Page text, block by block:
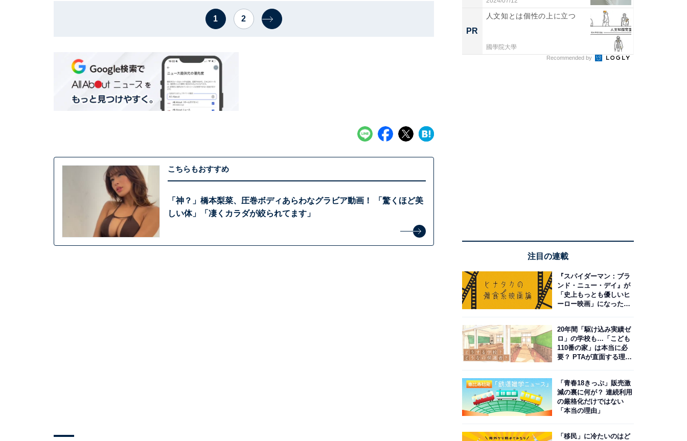
1 2
こちらもおすすめ
「神？」橋本梨菜、圧巻ボディあらわなグラビア動画！ 「驚くほど美
しい体」「凄くカラダが絞られてます」
PR
人文知とは個性の上に立つ
國學院大學
Recommended by
注目の連載
『スパイダーマン：ブラ
ンド・ニュー・デイ』が
「史上もっとも優しいヒ
ーロー映画」になった理
20年間「駆け込み実績ゼ
ロ」の学校も…「こども
110番の家」は本当に必
要？ PTAが直面する理想
「青春18きっぷ」販売激
減の裏に何が？ 連続利用
の厳格化だけではない
「本当の理由」
「移民」に冷たいのはど